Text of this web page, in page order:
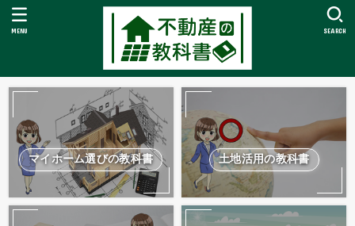
SEARCH
MENU
マイホーム選びの教科書 土地活用の教科書